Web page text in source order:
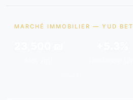
MARCHÉ IMMOBILIER — YUD BET